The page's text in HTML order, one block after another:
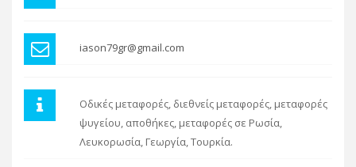
iason79gr@gmail.com
Οδικές μεταφορές, διεθνείς μεταφορές, μεταφορές
ψυγείου, αποθήκες, μεταφορές σε Ρωσία,
Λευκορωσία, Γεωργία, Τουρκία.